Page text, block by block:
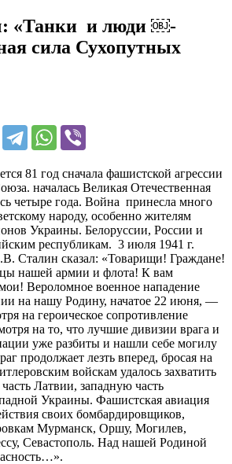
«Танки и люди ￼-
сила Сухопутных
81 год сначала фашистской агрессии
началась Великая Отечественная
четыре года. Война принесла много
народу, особенно жителям
Украины. Белоруссии, России и
республикам. 3 июля 1941 г.
Сталин сказал: «Товарищи! Граждане!
нашей армии и флота! К вам
Вероломное военное нападение
на нашу Родину, начатое 22 июня, —
на героическое сопротивление
на то, что лучшие дивизии врага и
уже разбиты и нашли себе могилу
продолжает лезть вперед, бросая на
войскам удалось захватить
Латвии, западную часть
Украины. Фашистская авиация
своих бомбардировщиков,
Мурманск, Оршу, Могилев,
Севастополь. Над нашей Родиной